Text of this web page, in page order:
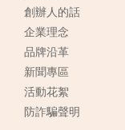
創辦人的話
企業理念
品牌沿革
新聞專區
活動花絮
防詐騙聲明